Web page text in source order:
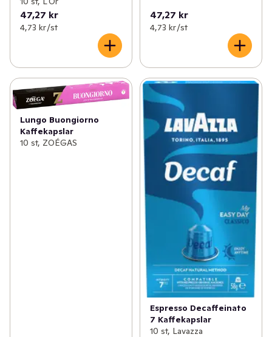
47,27 kr
4,73 kr /st
47,27 kr
4,73 kr /st
Lungo Buongiorno
Kaffekapslar
10 st, ZOÉGAS
Espresso Decaffeinato
7 Kaffekapslar
10 st, Lavazza